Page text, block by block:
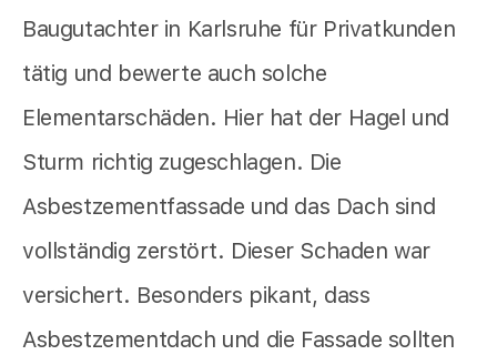
Baugutachter in Karlsruhe für Privatkunden
tätig und bewerte auch solche
Elementarschäden. Hier hat der Hagel und
Sturm richtig zugeschlagen. Die
Asbestzementfassade und das Dach sind
vollständig zerstört. Dieser Schaden war
versichert. Besonders pikant, dass
Asbestzementdach und die Fassade sollten